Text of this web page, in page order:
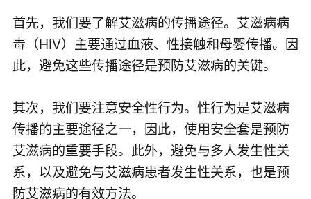
首先，我们要了解艾滋病的传播途径。艾滋病病
毒（HIV）主要通过血液、性接触和母婴传播。因
此，避免这些传播途径是预防艾滋病的关键。
其次，我们要注意安全性行为。性行为是艾滋病
传播的主要途径之一，因此，使用安全套是预防
艾滋病的重要手段。此外，避免与多人发生性关
系，以及避免与艾滋病患者发生性关系，也是预
防艾滋病的有效方法。